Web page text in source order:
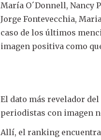
María O´Donnell, Nancy
Jorge Fontevecchia,
caso de los últimos
imagen positiva como
El dato más revelador
periodistas con imagen
Allí, el ranking encuentra